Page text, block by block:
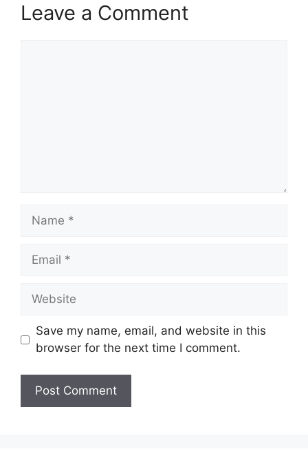
Leave a Comment
Name
Email
Website
Save my name, email, and website in this
browser for the next time I comment.